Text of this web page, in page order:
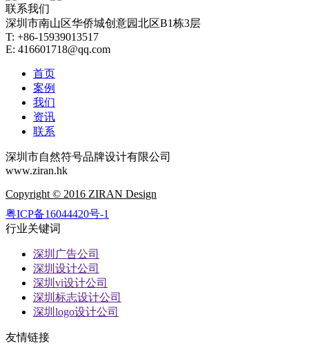
联系我们
深圳市南山区华侨城创意园北区B1栋3层
T: +86-15939013517
E: 416601718@qq.com
首页
案例
我们
资讯
联系
深圳市自然符号品牌设计有限公司
www.ziran.hk
Copyright © 2016 ZIRAN Design
粤ICP备16044420号-1
行业关键词
深圳广告公司
深圳设计公司
深圳vi设计公司
深圳标志设计公司
深圳logo设计公司
友情链接